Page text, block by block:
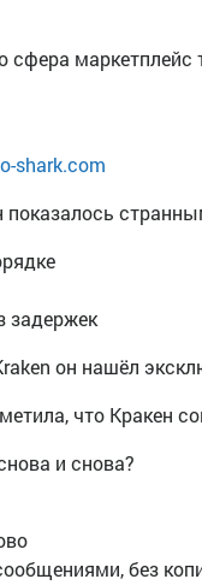
сфера
shark.com
показалось
задержек
он нашёл
что Кракен
и снова?
без